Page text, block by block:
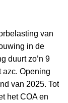
van
in de
duurt zo’n 9
azc. Opening
van 2025. Tot
het COA en